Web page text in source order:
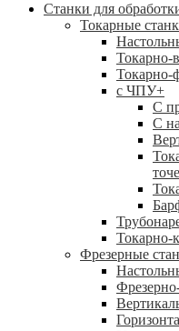
Станки для
Токарные
Токарно-
Токарно-
с ЧПУ+
С
C
Токарно-
Фрезерные